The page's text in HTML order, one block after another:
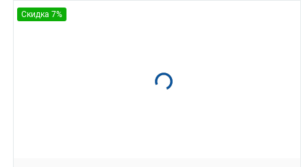
Скидка 7%